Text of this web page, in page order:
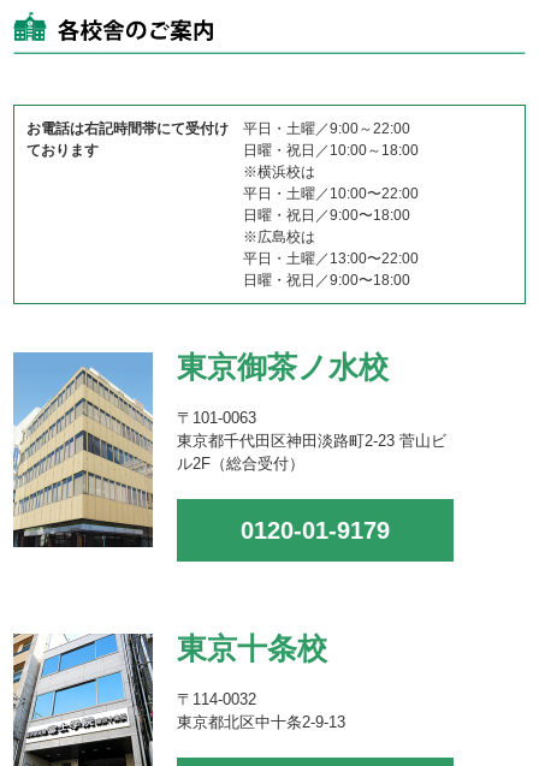
お電話は右記時間帯にて受付け
ております
平日・土曜／9:00～22:00
日曜・祝日／10:00～18:00
※横浜校は
平日・土曜／10:00〜22:00
日曜・祝日／9:00〜18:00
※広島校は
平日・土曜／13:00〜22:00
日曜・祝日／9:00〜18:00
東京御茶ノ水校
〒101-0063
東京都千代田区神田淡路町2-23 菅山ビ
ル2F（総合受付）
0120-01-9179
東京十条校
〒114-0032
東京都北区中十条2-9-13